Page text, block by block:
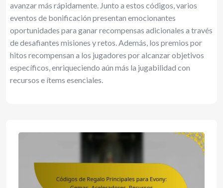
avanzar más rápidamente. Junto a estos códigos, varios
eventos de bonificación presentan emocionantes
oportunidades para ganar recompensas adicionales a través
de desafiantes misiones y retos. Además, los premios por
hitos recompensan a los jugadores por alcanzar objetivos
específicos, enriqueciendo aún más la jugabilidad con
recursos e ítems esenciales.